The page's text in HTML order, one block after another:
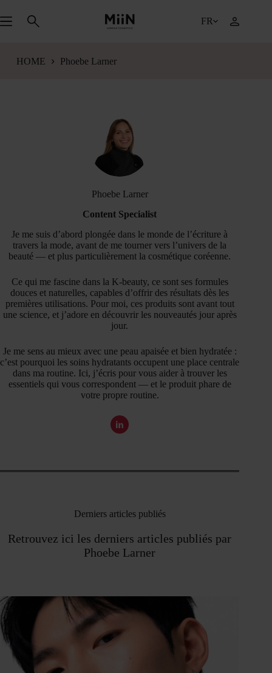
au
contenu
FR
HOME Phoebe Larner
Phoebe Larner
Content Specialist
Je me suis d’abord plongée dans le monde de l’écriture à
travers la mode, avant de me tourner vers l’univers de la
beauté — et plus particulièrement la cosmétique coréenne.
Ce qui me fascine dans la K-beauty, ce sont ses formules
douces et naturelles, capables d’offrir des résultats dès les
premières utilisations. Pour moi, ces produits sont avant tout
une science, et j’adore en découvrir les nouveautés jour après
jour.
Je me sens au mieux avec une peau apaisée et bien hydratée :
c’est pourquoi les soins hydratants occupent une place centrale
dans ma routine. Ici, j’écris pour vous aider à trouver les
essentiels qui vous correspondent — et le produit phare de
votre propre routine.
Derniers articles publiés
Retrouvez ici les derniers articles publiés par
Phoebe Larner